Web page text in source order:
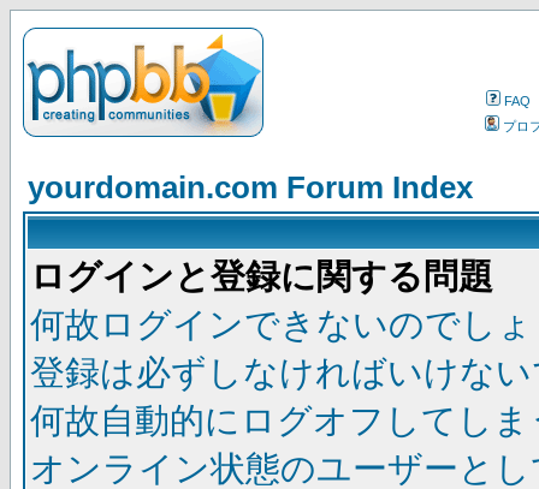
FAQ
プロ
yourdomain.com Forum Index
ログインと登録に関する問題
何故ログインできないのでし
登録は必ずしなければいけな
何故自動的にログオフしてし
オンライン状態のユーザーと